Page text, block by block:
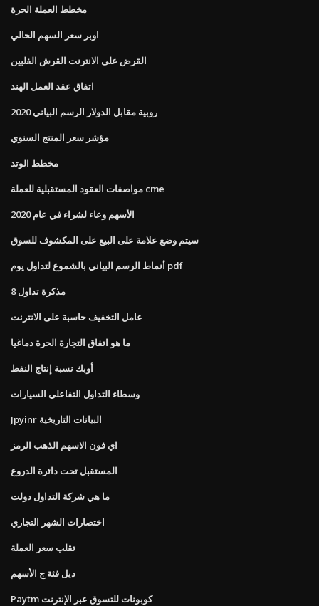
مخطط العملة الحرة
اوبر سعر السهم الحالي
القرض على الانترنت القرش الفلبين
اتفاق عقد العمل الهند
روبية مقابل الدولار الرسم البياني 2020
مؤشر سعر المنتج السنوي
مخطط الوتد
مواصفات العقود المستقبلية للعملة cme
الأسهم وعاء لشراء في عام 2020
سيتم وضع علامة على البيع على المكشوف للسوق
أنماط الرسم البياني بالشموع لتداول يوم pdf
مذكرة تداول 8
عامل التخفيف حاسبة على الانترنت
ما هو اتفاق التجارة الحرة دماغيا
أوبك نسبة إنتاج النفط
وسطاء التداول التفاعلي السيارات
Jpyinr البيانات التاريخية
اي فون الاسهم الذهب الرمز
المستقبل تحت دائرة الدروع
ما هي شركة التداول دولت
اختصارات الشهر التجاري
تقلب سعر العملة
ديل فئة ج الأسهم
Paytm كوبونات للتسوق عبر الإنترنت